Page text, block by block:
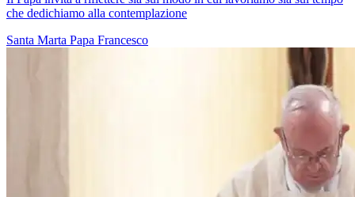
che dedichiamo alla contemplazione
Santa Marta Papa Francesco